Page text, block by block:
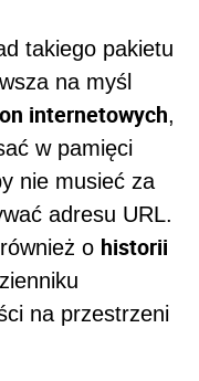
takiego pakietu
na myśl
internetowych,
w pamięci
nie musieć za
adresu URL.
o historii
na przestrzeni